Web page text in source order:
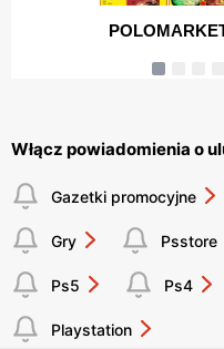
Włącz powiadomienia o
Gazetki promocyjne
Gry Psstore
Ps5 Ps4
Playstation